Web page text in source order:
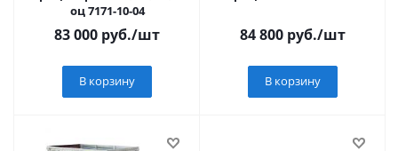
оц 7171-10-04
83 000 руб./шт
В корзину
84 800 руб./шт
В корзину